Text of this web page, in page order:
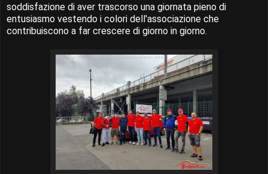
soddisfazione di aver trascorso una giornata pieno di
entusiasmo vestendo i colori dell'associazione che
contribuiscono a far crescere di giorno in giorno.